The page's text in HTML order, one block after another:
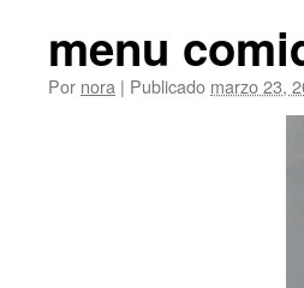
menu
Por nora | Publicado marzo 23,